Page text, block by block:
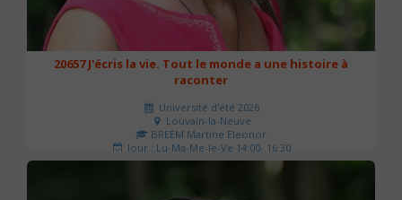
20657 J'écris la vie. Tout le monde a une histoire à
raconter
Université d'été 2026
Louvain-la-Neuve
BREEM Martine Eleonor
Jour : Lu-Ma-Me-Je-Ve 14:00- 16:30
Nombre de séances : 3